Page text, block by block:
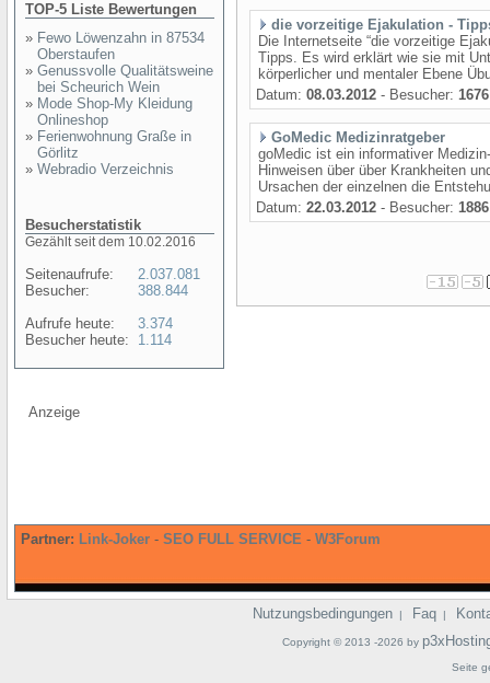
TOP-5 Liste Bewertungen
» Fewo Löwenzahn in 87534
Oberstaufen
» Genussvolle Qualitätsweine
bei Scheurich Wein
» Mode Shop-My Kleidung
Onlineshop
» Ferienwohnung Graße in
Görlitz
» Webradio Verzeichnis
Besucherstatistik
Gezählt seit dem 10.02.2016
Seitenaufrufe:
Besucher:
Aufrufe heute:
Besucher heute:
2.037.081
388.844
3.374
1.114
die vorzeitige Ejakulation -
Die Internetseite “die vorzeitige
Tipps. Es wird erklärt wie sie mit
körperlicher und mentaler Ebene
Datum: 08.03.2012 - Besucher: 1676
GoMedic Medizinratgeber
goMedic ist ein informativer
Hinweisen über über Krankheiten
Ursachen der einzelnen die
Datum: 22.03.2012 - Besucher: 1886
Anzeige
Partner: Link-Joker - SEO FULL SERVICE - W3Forum
Nutzungsbedingungen | Faq |
Copyright © 2013 -2026 by
Seite